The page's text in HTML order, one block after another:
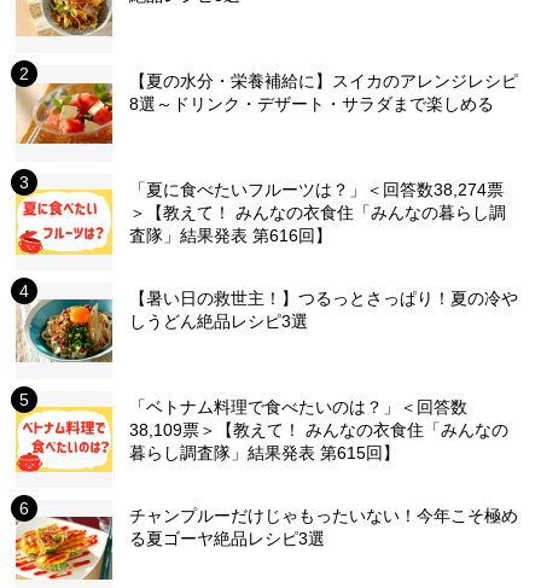
【夏の水分・栄養補給に】スイカのアレンジレシピ
8選～ドリンク・デザート・サラダまで楽しめる
「夏に食べたいフルーツは？」＜回答数38,274票
＞【教えて！ みんなの衣食住「みんなの暮らし調
査隊」結果発表 第616回】
【暑い日の救世主！】つるっとさっぱり！夏の冷や
しうどん絶品レシピ3選
「ベトナム料理で食べたいのは？」＜回答数
38,109票＞【教えて！ みんなの衣食住「みんなの
暮らし調査隊」結果発表 第615回】
チャンプルーだけじゃもったいない！今年こそ極め
る夏ゴーヤ絶品レシピ3選